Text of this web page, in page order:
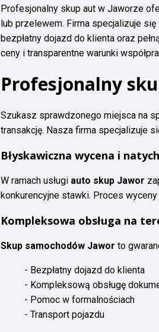
Profesjonalny skup aut w Jaworze
lub przelewem. Firma specjalizuje
bezpłatny dojazd do klienta oraz
ceny i transparentne warunki
Profesjonalny
Szukasz sprawdzonego miejsca na
transakcję. Nasza firma specjalizuje
Błyskawiczna wycena i
W ramach usługi auto skup Jawor
konkurencyjne stawki. Proces
Kompleksowa obsługa na
Skup samochodów Jawor to
- Bezpłatny dojazd do klienta
- Kompleksową obsługę
- Pomoc w formalnościach
- Transport pojazdu